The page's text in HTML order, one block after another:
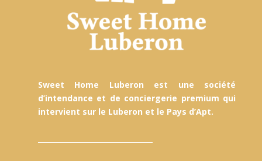
Sweet Home Luberon est une société
d’intendance et de conciergerie premium qui
intervient sur le Luberon et le Pays d’Apt.